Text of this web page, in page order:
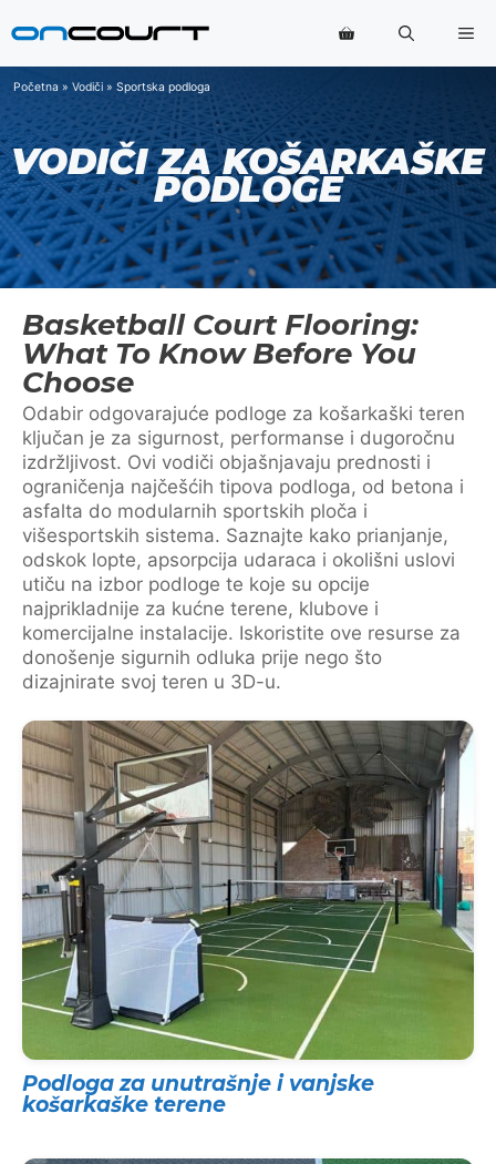
na
Početna » Vodiči » Sportska podloga
VODIČI ZA KOŠARKAŠKE
PODLOGE
Basketball Court Flooring:
What To Know Before You
Choose
Odabir odgovarajuće podloge za košarkaški teren
ključan je za sigurnost, performanse i dugoročnu
izdržljivost. Ovi vodiči objašnjavaju prednosti i
ograničenja najčešćih tipova podloga, od betona i
asfalta do modularnih sportskih ploča i
višesportskih sistema. Saznajte kako prianjanje,
odskok lopte, apsorpcija udaraca i okolišni uslovi
utiču na izbor podloge te koje su opcije
najprikladnije za kućne terene, klubove i
komercijalne instalacije. Iskoristite ove resurse za
donošenje sigurnih odluka prije nego što
dizajnirate svoj teren u 3D-u.
Podloga za unutrašnje i vanjske
košarkaške terene